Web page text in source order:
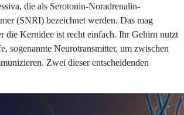
die als Serotonin-Noradrenalin-
(SNRI) bezeichnet werden. Das mag
die Kernidee ist recht einfach. Ihr Gehirn nutzt
sogenannte Neurotransmitter, um zwischen
Zwei dieser entscheidenden